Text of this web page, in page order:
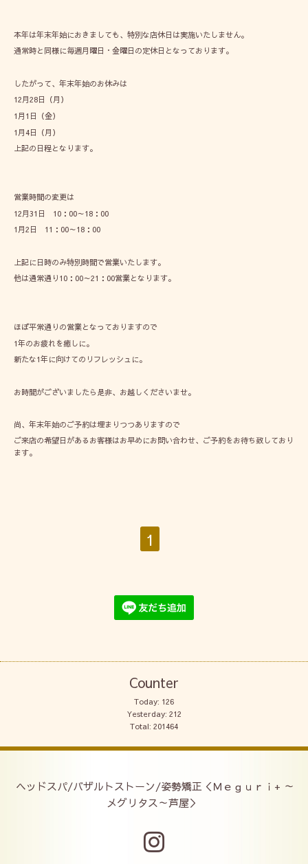
本年は年末年始におきましても、特別な店休日は実施いたしません。
通常時と同様に毎週月曜日・金曜日の定休日となっております。
したがって、年末年始のお休みは
12月28日（月）
1月1日（金）
1月4日（月）
上記の日程となります。
営業時間の変更は
12月31日 10：00～18：00
1月2日 11：00～18：00
上記に日時のみ特別時間で営業いたします。
他は通常通り10：00～21：00営業となります。
ほぼ平常通りの営業となっておりますので
1年のお疲れを癒しに。
新たな1年に向けてのリフレッシュに。
お時間がございましたら是非、お越しくださいませ。
尚、年末年始のご予約は埋まりつつありますので
ご来店の希望日があるお客様はお早めにお問い合わせ、ご予約をお待ち致しており
ます。
1
Counter
Today: 126
Yesterday: 212
Total: 201464
ヘッドスパ/バザルトストーン/姿勢矯正＜Ｍｅｇｕｒｉ+ ～
メグリタス～芦屋＞